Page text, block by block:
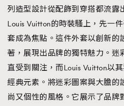
列造型設計從配飾到穿搭都流露
Louis Vuitton的時裝騷上，先一
套成為焦點。這件外套以創新的
著，展現出品牌的獨特魅力。迷
直受到關注，而Louis Vuitton以
經典元素。將迷彩圖案與大膽的
尚又個性的風格。它展示了品牌